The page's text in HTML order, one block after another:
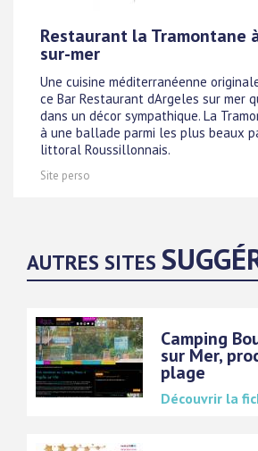
Restaurant la Tramontane
sur-mer
Une cuisine méditerranéenne
ce Bar Restaurant dArgeles sur mer
dans un décor sympathique. La
à une ballade parmi les plus beaux
littoral Roussillonnais.
Site perso
AUTRES SITES
Camping
sur Mer,
plage
Découvrir la